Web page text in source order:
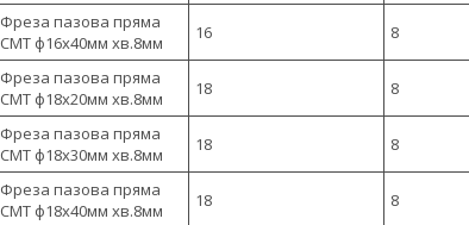
Фреза пазова пряма
CMT ф16х40мм хв.8мм
16 8
Фреза пазова пряма
CMT ф18х20мм хв.8мм
18 8
Фреза пазова пряма
CMT ф18х30мм хв.8мм
18 8
Фреза пазова пряма
CMT ф18х40мм хв.8мм
18 8